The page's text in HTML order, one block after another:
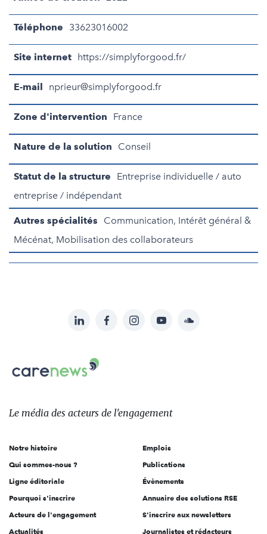
Téléphone 33623016002
Site internet https://simplyforgood.fr/
E-mail nprieur@simplyforgood.fr
Zone d'intervention France
Nature de la solution Conseil
Statut de la structure
Entreprise individuelle / auto
entreprise / indépendant
Autres spécialités
Communication, Intérêt général &
Mécénat, Mobilisation des collaborateurs
sur:
LinkedInFacebookInstagramYouTubeSoundcloud
Carenews,
Le
des
l'engagement
Le média des acteurs de l'engagement
Notre histoire
Qui sommes-nous ?
Ligne éditoriale
Pourquoi s'inscrire
Acteurs de l'engagement
Actualités
Emplois
Publications
Évènements
Annuaire des solutions RSE
S'inscrire aux newsletters
Journalistes et rédacteurs